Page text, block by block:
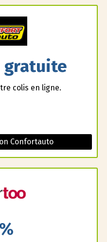
gratuite
colis en ligne.
Confortauto